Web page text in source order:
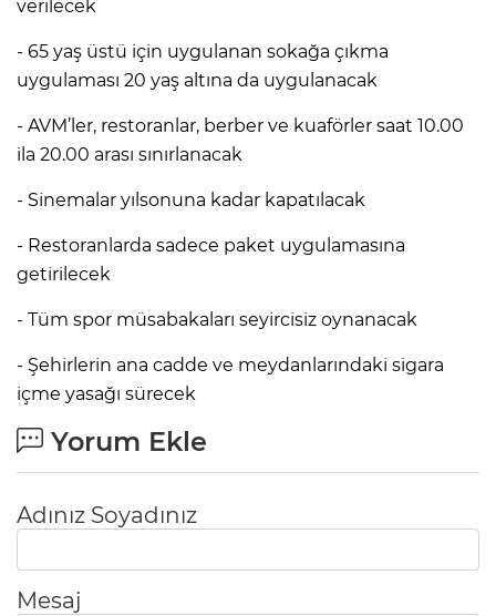
verilecek
- 65 yaş üstü için uygulanan sokağa çıkma
uygulaması 20 yaş altına da uygulanacak
- AVM’ler, restoranlar, berber ve kuaförler saat 10.00
ila 20.00 arası sınırlanacak
- Sinemalar yılsonuna kadar kapatılacak
- Restoranlarda sadece paket uygulamasına
getirilecek
- Tüm spor müsabakaları seyircisiz oynanacak
- Şehirlerin ana cadde ve meydanlarındaki sigara
içme yasağı sürecek
Yorum Ekle
Adınız Soyadınız
Mesaj